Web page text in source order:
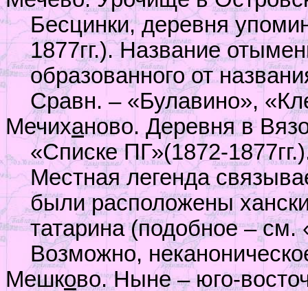
Бесцинки, деревня
1877гг.). Название
образованного от
Сравн. – «Булавино»,
Мечиханово. Деревня в
«Списке ПГ»(1872-
Местная легенда
были расположены
татарина (подобное –
Возможно,
Мешково. Ныне – юго-